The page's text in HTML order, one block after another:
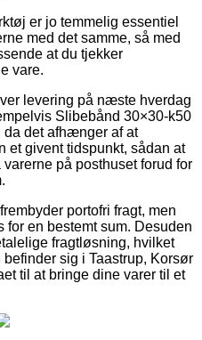
er jo temmelig essentiel
med det samme, så med
at du tjekker
vare.
levering på næste hverdag
Slibebånd 30×30-k50
det afhænger af at
et givent tidspunkt, sådan at
på posthuset forud for
portofri fragt, men
for en bestemt sum. Desuden
fragtløsning, hvilket
sig i Taastrup, Korsør
til at bringe dine varer til et